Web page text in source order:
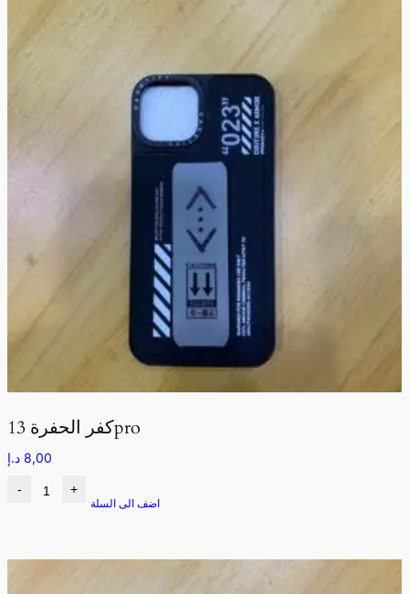
كفر الحفرة 13pro
8,00 د.إ
- +
اضف الى السلة